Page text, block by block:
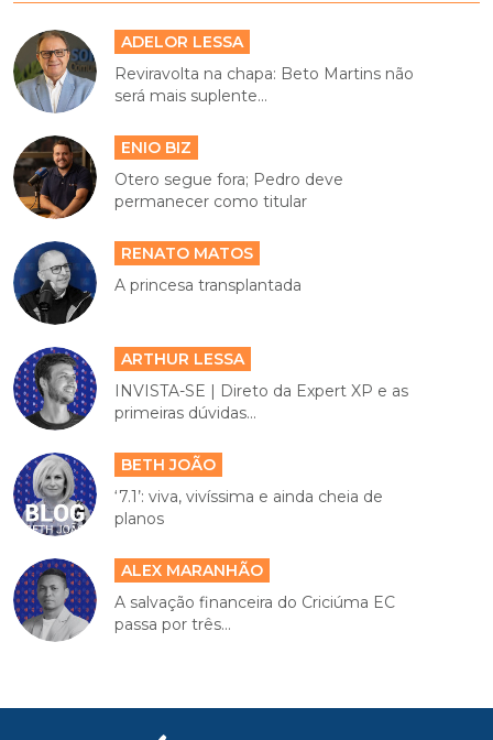
ADELOR LESSA
Reviravolta na chapa: Beto Martins não
será mais suplente...
ENIO BIZ
Otero segue fora; Pedro deve
permanecer como titular
RENATO MATOS
A princesa transplantada
ARTHUR LESSA
INVISTA-SE | Direto da Expert XP e as
primeiras dúvidas...
BETH JOÃO
‘7.1’: viva, vivíssima e ainda cheia de
planos
ALEX MARANHÃO
A salvação financeira do Criciúma EC
passa por três...